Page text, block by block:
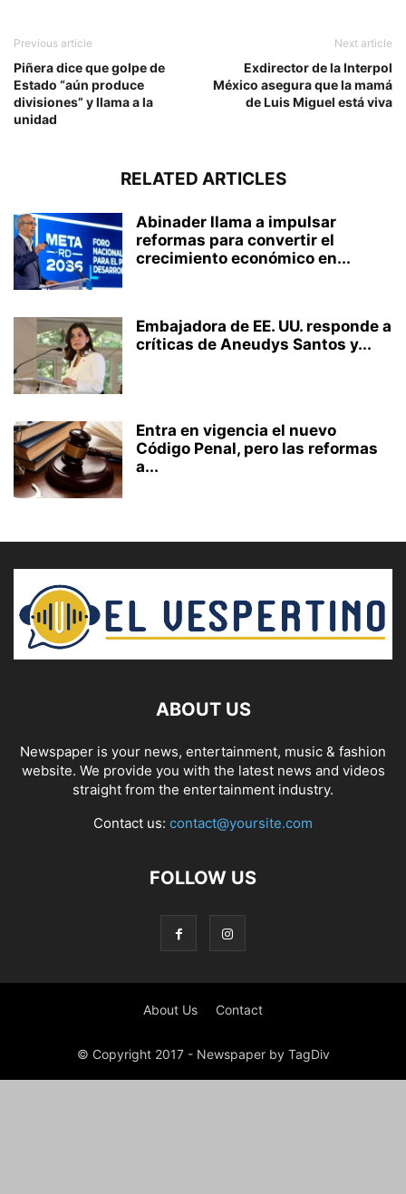
Previous article
Piñera dice que golpe de
Estado “aún produce
divisiones” y llama a la
unidad
Next article
Exdirector de la Interpol
México asegura que la mamá
de Luis Miguel está viva
RELATED ARTICLES
Abinader llama a impulsar
reformas para convertir el
crecimiento económico en...
Embajadora de EE. UU. responde a
críticas de Aneudys Santos y...
Entra en vigencia el nuevo
Código Penal, pero las reformas
a...
ABOUT US
Newspaper is your news, entertainment, music & fashion
website. We provide you with the latest news and videos
straight from the entertainment industry.
Contact us: contact@yoursite.com
FOLLOW US
About Us Contact
© Copyright 2017 - Newspaper by TagDiv